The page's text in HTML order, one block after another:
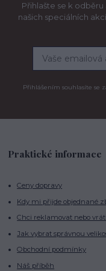
Přihlašte se k
našich speciálních
Přihlášením souhlasíte se
Praktické informace
Ceny dopravy
Kdy mi přijde objednané
Chci reklamovat nebo
Jak vybrat správnou
Obchodní podmínky
Náš příběh